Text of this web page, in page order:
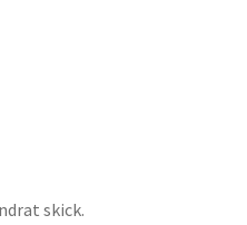
skick.